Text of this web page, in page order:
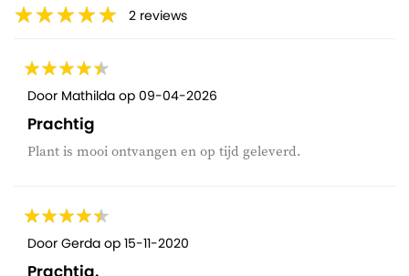
2 reviews
Door Mathilda op 09-04-2026
Prachtig
Plant is mooi ontvangen en op tijd geleverd.
Door Gerda op 15-11-2020